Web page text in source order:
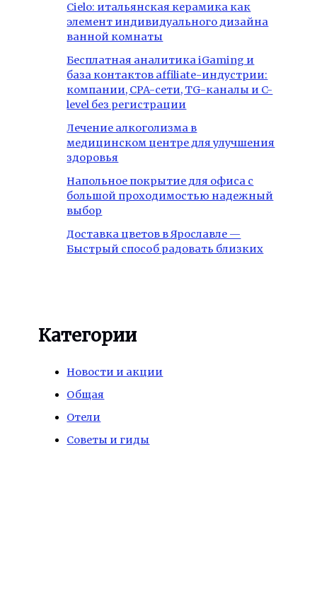
Cielo: итальянская керамика как
элемент индивидуального дизайна
ванной комнаты
Бесплатная аналитика iGaming и
база контактов affiliate-индустрии:
компании, CPA-сети, TG-каналы и C-
level без регистрации
Лечение алкоголизма в
медицинском центре для улучшения
здоровья
Напольное покрытие для офиса с
большой проходимостью надежный
выбор
Доставка цветов в Ярославле —
Быстрый способ радовать близких
Категории
Новости и акции
Общая
Отели
Советы и гиды